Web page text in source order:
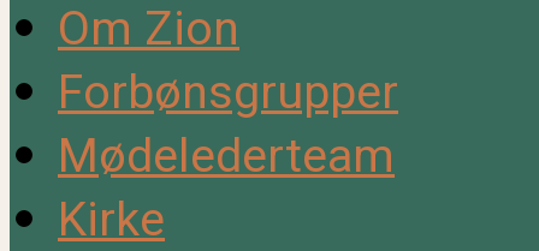
Om Zion
Forbønsgrupper
Mødelederteam
Kirke